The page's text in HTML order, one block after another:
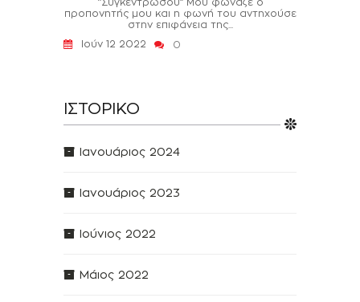
προπονητής μου και η φωνή του αντηχούσε
στην επιφάνεια της...
Ιούν 12 2022
0
ΙΣΤΟΡΙΚΌ
Ιανουάριος 2024
Ιανουάριος 2023
Ιούνιος 2022
Μάιος 2022